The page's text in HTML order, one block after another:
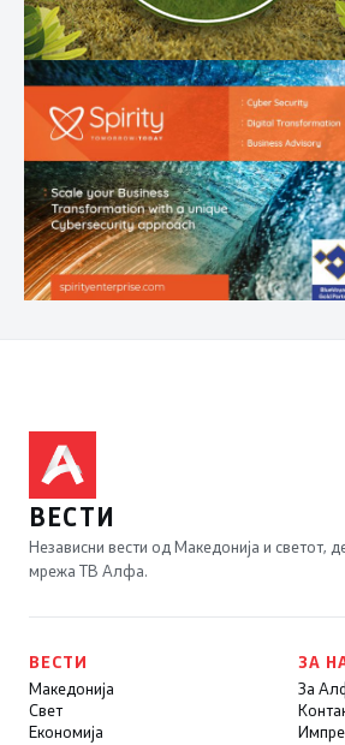
ВЕСТИ
Независни вести од Македонија и светот,
мрежа ТВ Алфа.
ВЕСТИ
Македонија
Свет
Економија
ЗА
За